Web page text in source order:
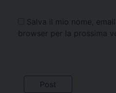
Salva il mio nome,
browser per la prossima